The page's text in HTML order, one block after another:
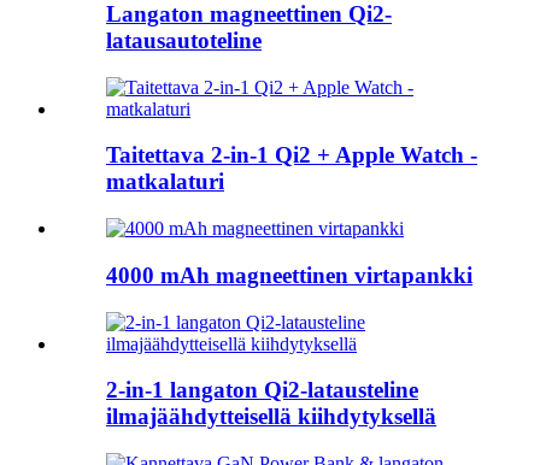
Langaton magneettinen Qi2-
latausautoteline
Taitettava 2-in-1 Qi2 + Apple Watch -
matkalaturi
4000 mAh magneettinen virtapankki
2-in-1 langaton Qi2-latausteline
ilmajäähdytteisellä kiihdytyksellä